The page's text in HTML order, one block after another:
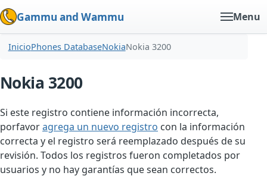
Gammu and Wammu Menu
InicioPhones DatabaseNokiaNokia 3200
Nokia 3200
Si este registro contiene información incorrecta,
porfavoragrega un nuevo registro con la información
correcta y el registro será reemplazado después de su
revisión. Todos los registros fueron completados por
usuarios y no hay garantías que sean correctos.